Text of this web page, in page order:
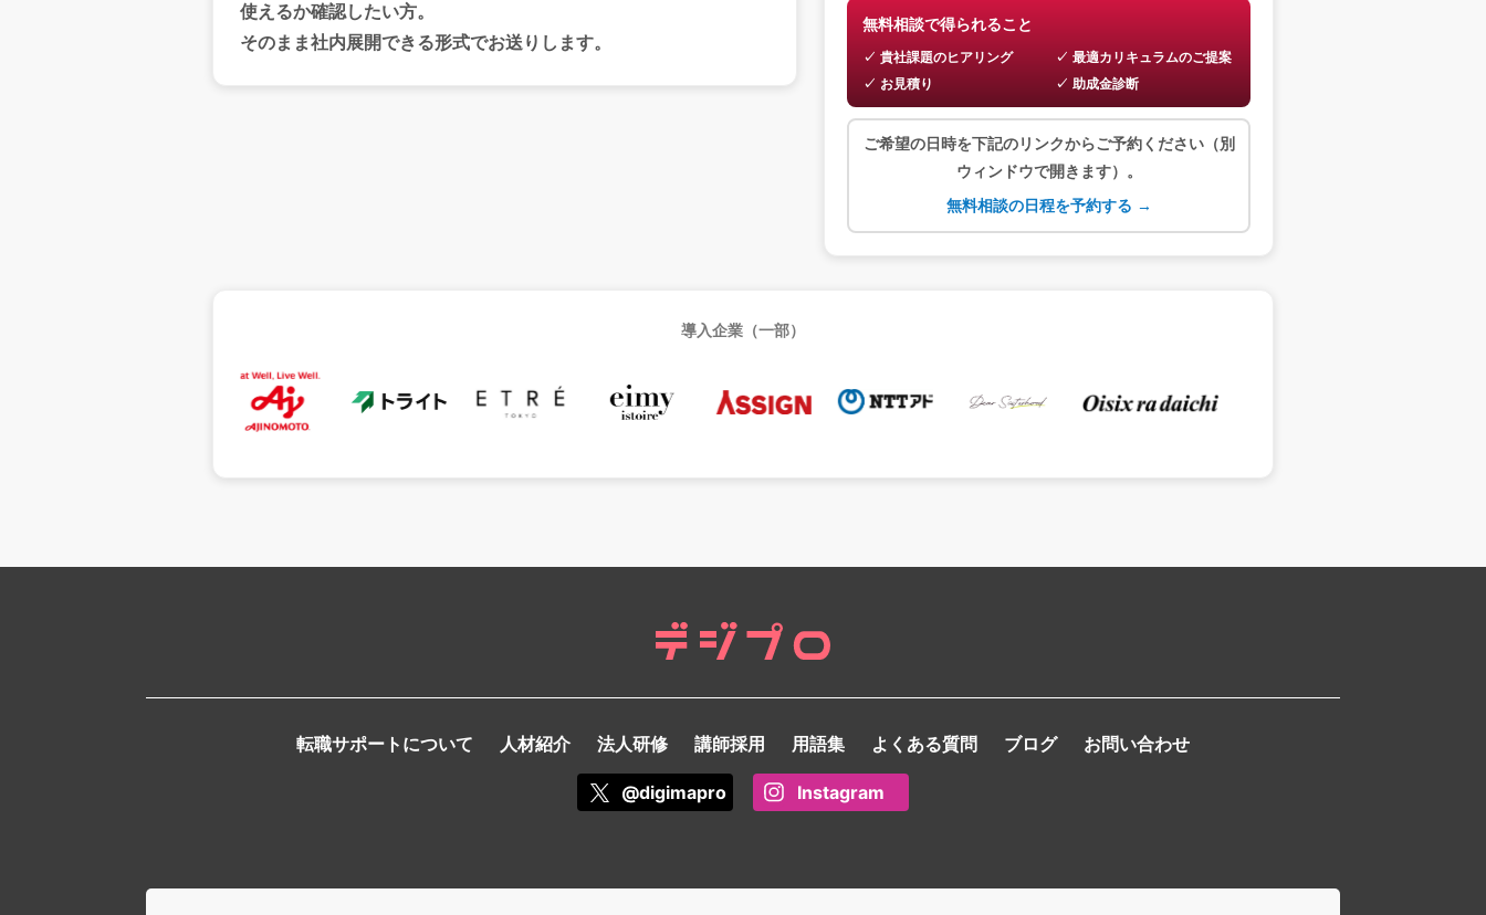
使えるか確認したい方。
そのまま社内展開できる形式でお送りします。
無料相談で得られること
貴社課題のヒアリング
最適カリキュラムのご提案
お見積り
助成金診断
ご希望の日時を下記のリンクからご予約ください（別
ウィンドウで開きます）。
無料相談の日程を予約する →
導入企業（一部）
転職サポートについて 人材紹介 法人研修 講師採用 用語集 よくある質問 ブログ お問い合わせ
@digimapro Instagram